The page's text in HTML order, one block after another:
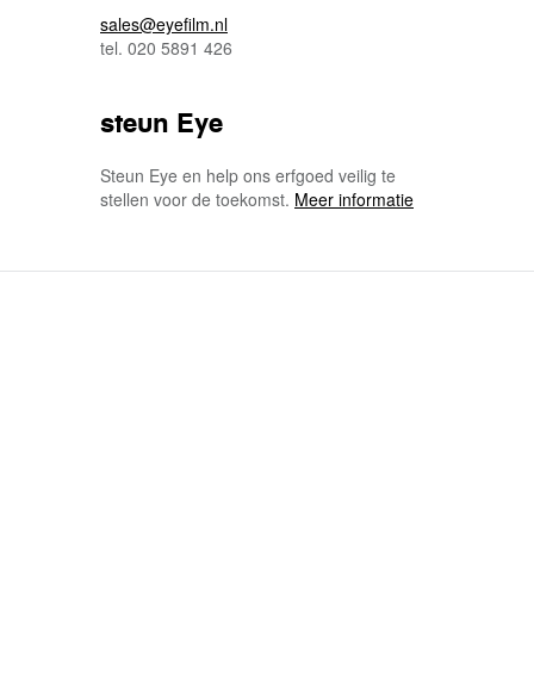
sales@eyefilm.nl
tel. 020 5891 426
steun Eye
Steun Eye en help ons erfgoed veilig te
stellen voor de toekomst. Meer informatie